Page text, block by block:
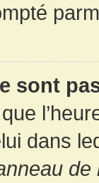
sont
dans
de